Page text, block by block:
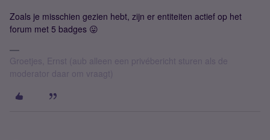
Zoals je misschien gezien hebt, zijn er entiteiten actief op het
forum met 5 badges 😛
Groetjes, Ernst (aub alleen een privébericht sturen als de
moderator daar om vraagt)